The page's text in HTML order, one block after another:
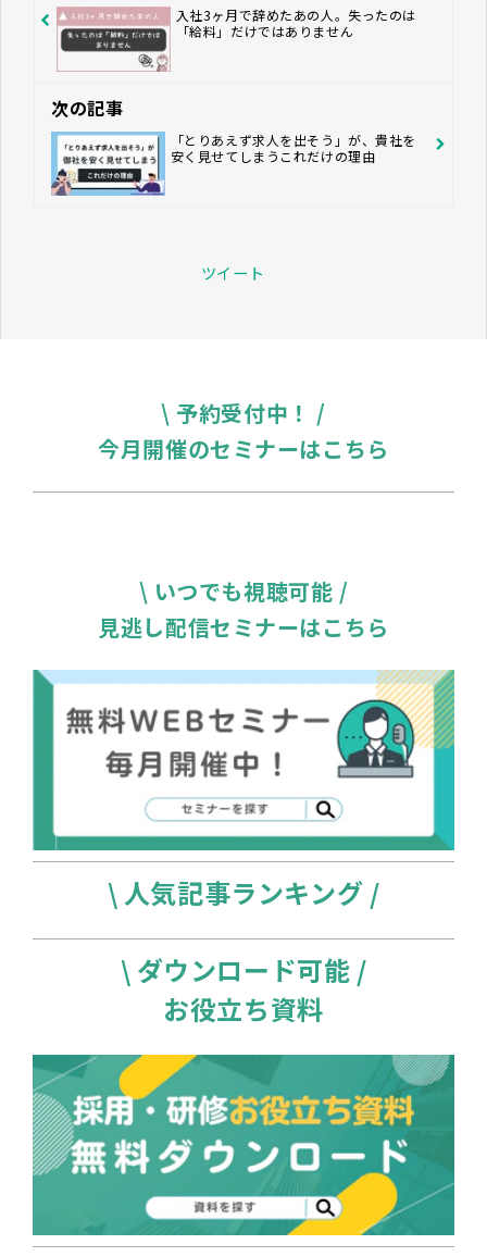
入社3ヶ月で辞めたあの人。失ったのは
「給料」だけではありません
次の記事
「とりあえず求人を出そう」が、貴社を
安く見せてしまうこれだけの理由
ツイート
\ 予約受付中！ /
今月開催のセミナーはこちら
\ いつでも視聴可能 /
見逃し配信セミナーはこちら
\ 人気記事ランキング /
\ ダウンロード可能 /
お役立ち資料